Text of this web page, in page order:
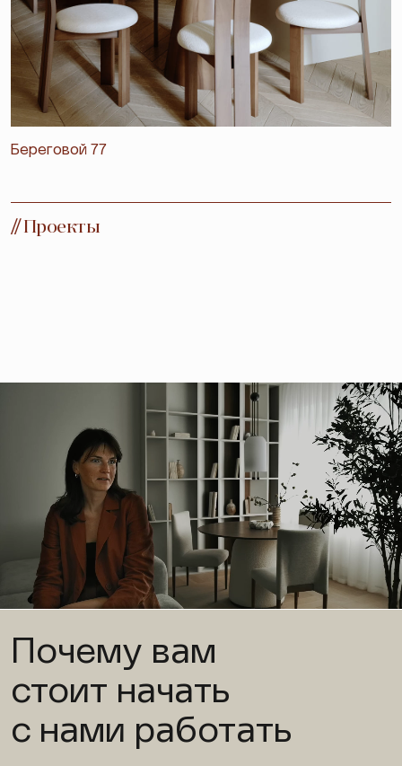
Береговой 77
// Проекты
Почему вам
стоит начать
с нами работать